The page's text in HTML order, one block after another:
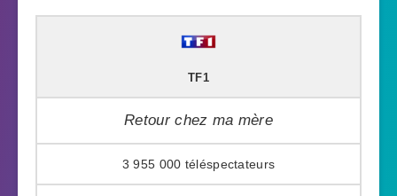
TF1
Retour chez ma mère
3 955 000